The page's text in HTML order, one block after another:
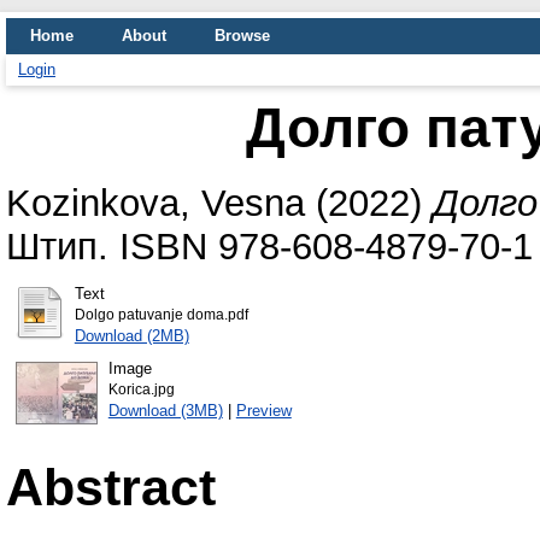
Home About
Browse
Login
Долго
Kozinkova, Vesna(2022)
Штип. ISBN 978-608-4879-70-1
Text
Dolgo patuvanje doma.pdf
Download (2MB)
Image
Korica.jpg
Download (3MB)| Preview
Abstract